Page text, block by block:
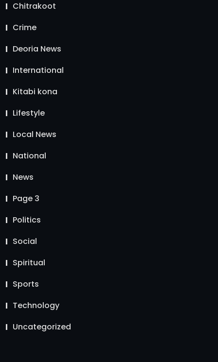
Chitrakoot
Crime
Deoria News
International
Kitabi kona
Lifestyle
Local News
National
News
Page 3
Politics
Social
Spiritual
Sports
Technology
Uncategorized